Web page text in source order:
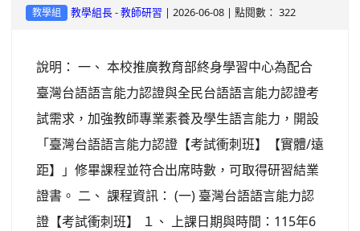
教學組 教學組長- 教師研習 | 2026-06-08 | 點閱數： 322
說明： 一、 本校推廣教育部終身學習中心為配合
臺灣台語語言能力認證與全民台語語言能力認證考
試需求，加強教師專業素養及學生語言能力，開設
「臺灣台語語言能力認證【考試衝刺班】【實體/遠
距】」修畢課程並符合出席時數，可取得研習結業
證書。 二、 課程資訊： (一) 臺灣台語語言能力認
證【考試衝刺班】 １、 上課日期與時間：115年6